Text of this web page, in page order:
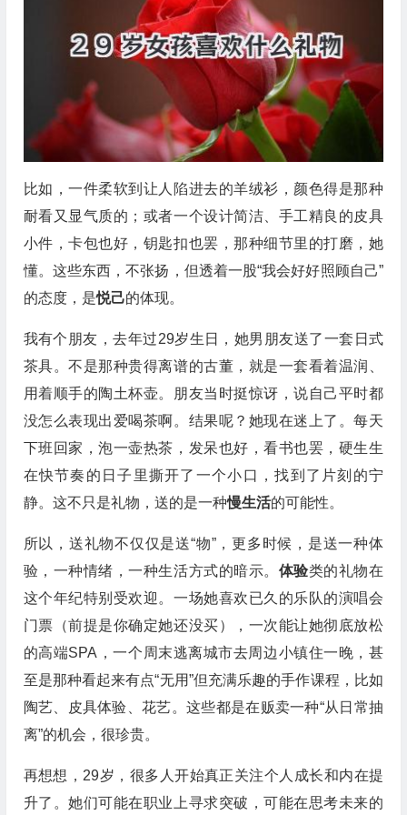
比如，一件柔软到让人陷进去的羊绒衫，颜色得是那种
耐看又显气质的；或者一个设计简洁、手工精良的皮具
小件，卡包也好，钥匙扣也罢，那种细节里的打磨，她
懂。这些东西，不张扬，但透着一股“我会好好照顾自己”
的态度，是悦己的体现。
我有个朋友，去年过29岁生日，她男朋友送了一套日式
茶具。不是那种贵得离谱的古董，就是一套看着温润、
用着顺手的陶土杯壶。朋友当时挺惊讶，说自己平时都
没怎么表现出爱喝茶啊。结果呢？她现在迷上了。每天
下班回家，泡一壶热茶，发呆也好，看书也罢，硬生生
在快节奏的日子里撕开了一个小口，找到了片刻的宁
静。这不只是礼物，送的是一种慢生活的可能性。
所以，送礼物不仅仅是送“物”，更多时候，是送一种体
验，一种情绪，一种生活方式的暗示。 体验类的礼物在
这个年纪特别受欢迎。一场她喜欢已久的乐队的演唱会
门票（前提是你确定她还没买），一次能让她彻底放松
的高端SPA，一个周末逃离城市去周边小镇住一晚，甚
至是那种看起来有点“无用”但充满乐趣的手作课程，比如
陶艺、皮具体验、花艺。这些都是在贩卖一种“从日常抽
离”的机会，很珍贵。
再想想，29岁，很多人开始真正关注个人成长和内在提
升了。她们可能在职业上寻求突破，可能在思考未来的